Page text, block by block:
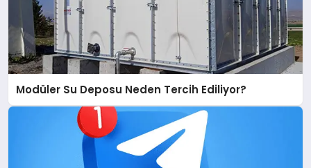
Modüler Su Deposu Neden Tercih Ediliyor?